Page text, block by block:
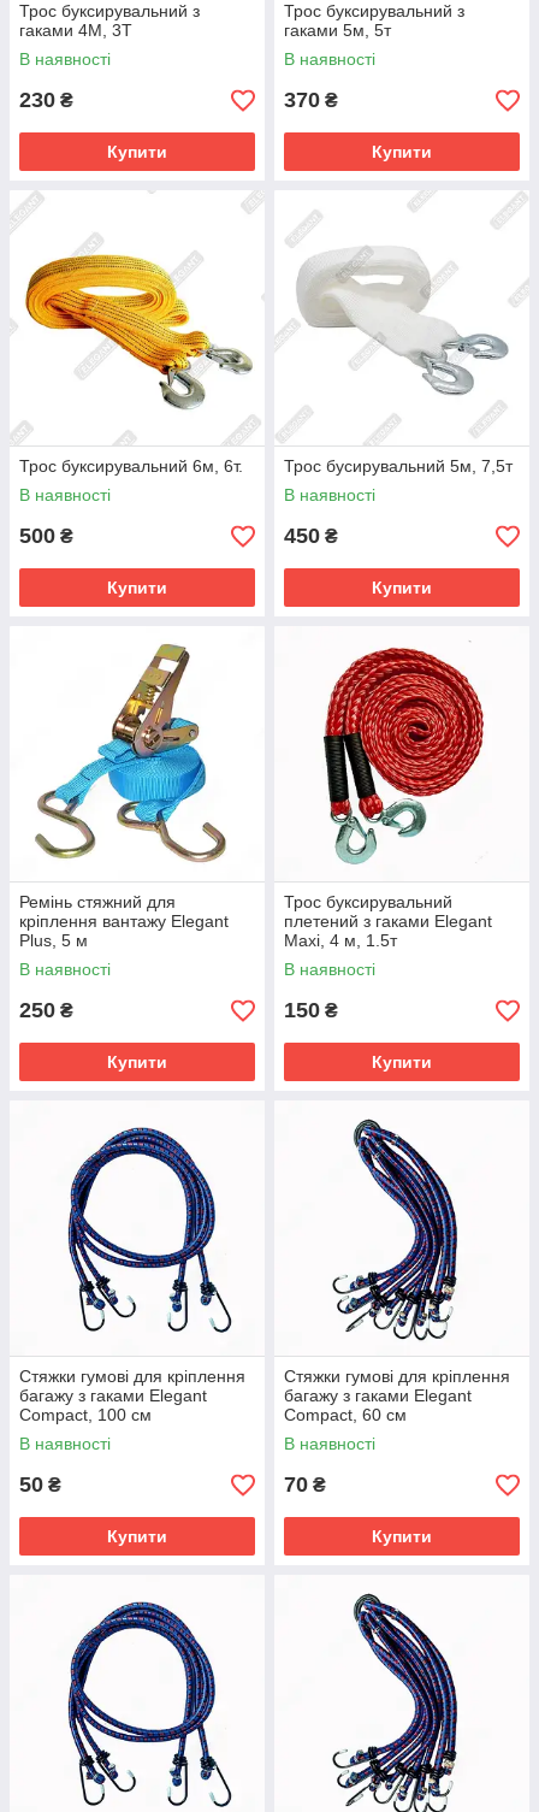
Трос буксирувальний з
гаками 4М, 3Т
В наявності
230 ₴
Купити
Трос буксирувальний з
гаками 5м, 5т
В наявності
370 ₴
Купити
Трос буксирувальний 6м, 6т.
В наявності
500 ₴
Купити
Трос бусирувальний 5м, 7,5т
В наявності
450 ₴
Купити
Ремінь стяжний для
кріплення вантажу Elegant
Plus, 5 м
В наявності
250 ₴
Купити
Трос буксирувальний
плетений з гаками Elegant
Maxi, 4 м, 1.5т
В наявності
150 ₴
Купити
Стяжки гумові для кріплення
багажу з гаками Elegant
Compact, 100 см
В наявності
50 ₴
Купити
Стяжки гумові для кріплення
багажу з гаками Elegant
Compact, 60 см
В наявності
70 ₴
Купити